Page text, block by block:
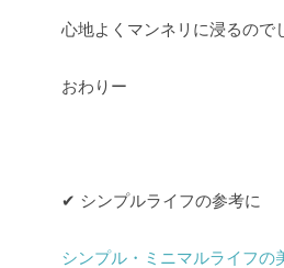
心地よくマンネリに浸るので
おわりー
✔︎ シンプルライフの参考に
シンプル・ミニマルライフの